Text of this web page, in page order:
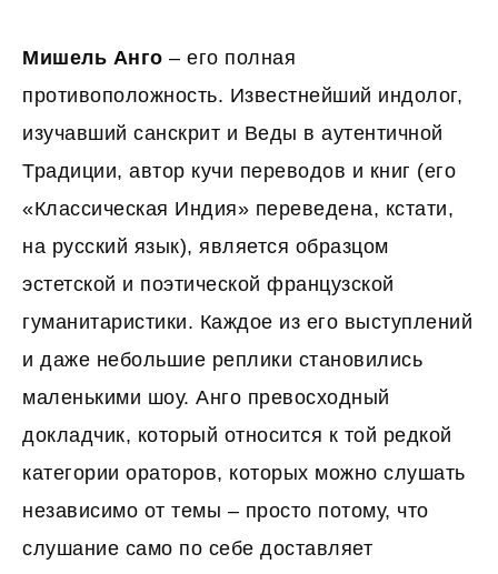
Мишель Анго – его полная
противоположность. Известнейший индолог,
изучавший санскрит и Веды в аутентичной
Традиции, автор кучи переводов и книг (его
«Классическая Индия» переведена, кстати,
на русский язык), является образцом
эстетской и поэтической французской
гуманитаристики. Каждое из его выступлений
и даже небольшие реплики становились
маленькими шоу. Анго превосходный
докладчик, который относится к той редкой
категории ораторов, которых можно слушать
независимо от темы – просто потому, что
слушание само по себе доставляет